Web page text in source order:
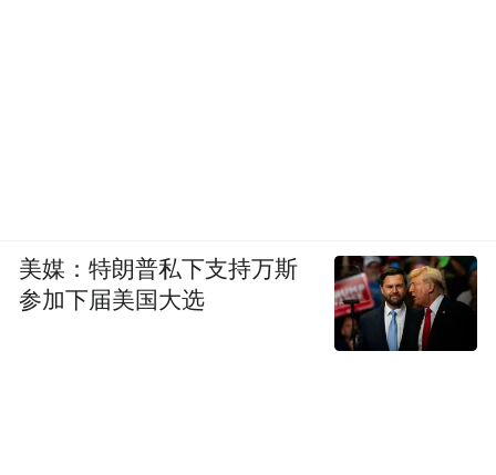
美媒：特朗普私下支持万斯
参加下届美国大选